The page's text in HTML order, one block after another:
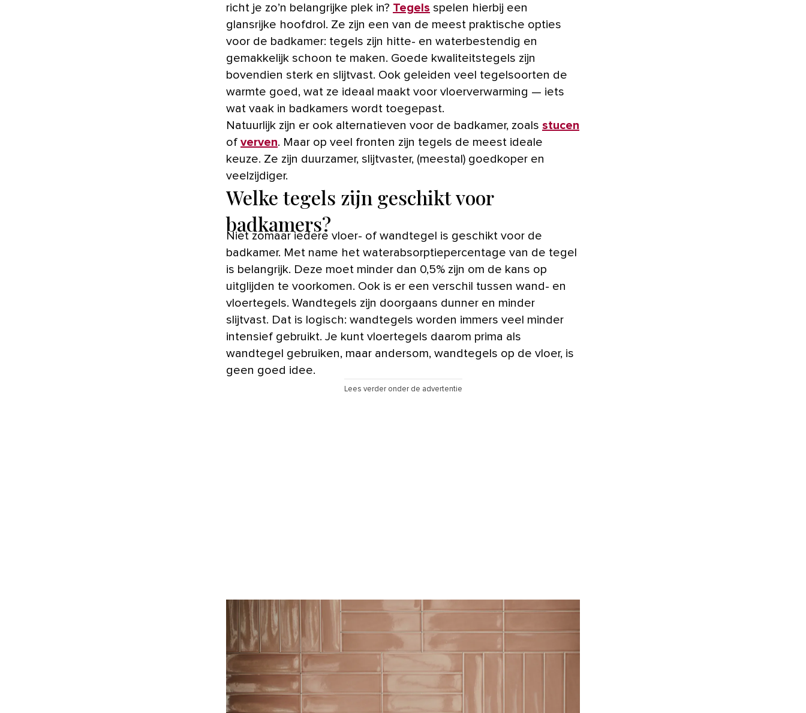
richt je zo’n belangrijke plek in? Tegels spelen hierbij een
glansrijke hoofdrol. Ze zijn een van de meest praktische opties
voor de badkamer: tegels zijn hitte- en waterbestendig en
gemakkelijk schoon te maken. Goede kwaliteitstegels zijn
bovendien sterk en slijtvast. Ook geleiden veel tegelsoorten de
warmte goed, wat ze ideaal maakt voor vloerverwarming — iets
wat vaak in badkamers wordt toegepast.
Natuurlijk zijn er ook alternatieven voor de badkamer, zoals stucen
of verven. Maar op veel fronten zijn tegels de meest ideale
keuze. Ze zijn duurzamer, slijtvaster, (meestal) goedkoper en
veelzijdiger.
Welke tegels zijn geschikt voor
badkamers?
Niet zomaar iedere vloer- of wandtegel is geschikt voor de
badkamer. Met name het waterabsorptiepercentage van de tegel
is belangrijk. Deze moet minder dan 0,5% zijn om de kans op
uitglijden te voorkomen. Ook is er een verschil tussen wand- en
vloertegels. Wandtegels zijn doorgaans dunner en minder
slijtvast. Dat is logisch: wandtegels worden immers veel minder
intensief gebruikt. Je kunt vloertegels daarom prima als
wandtegel gebruiken, maar andersom, wandtegels op de vloer, is
geen goed idee.
Lees verder onder de advertentie